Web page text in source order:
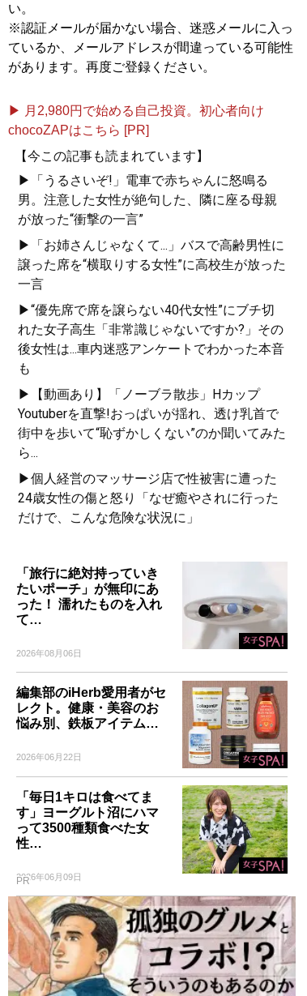
い。
※認証メールが届かない場合、迷惑メールに入っ
ているか、メールアドレスが間違っている可能性
があります。再度ご登録ください。
▶ 月2,980円で始める自己投資。初心者向け
chocoZAPはこちら [PR]
【今この記事も読まれています】
▶「うるさいぞ!」電車で赤ちゃんに怒鳴る
男。注意した女性が絶句した、隣に座る母親
が放った“衝撃の一言”
▶「お姉さんじゃなくて...」バスで高齢男性に
譲った席を“横取りする女性”に高校生が放った
一言
▶“優先席で席を譲らない40代女性”にブチ切
れた女子高生「非常識じゃないですか?」その
後女性は...車内迷惑アンケートでわかった本音
も
▶【動画あり】「ノーブラ散歩」Hカップ
Youtuberを直撃!おっぱいが揺れ、透け乳首で
街中を歩いて“恥ずかしくない”のか聞いてみた
ら...
▶個人経営のマッサージ店で性被害に遭った
24歳女性の傷と怒り「なぜ癒やされに行った
だけで、こんな危険な状況に」
「旅行に絶対持っていき
たいポーチ」が無印にあ
った！ 濡れたものを入れ
て…
2026年08月06日
編集部のiHerb愛用者がセ
レクト。健康・美容のお
悩み別、鉄板アイテム…
2026年06月22日
「毎日1キロは食べてま
す」ヨーグルト沼にハマ
って3500種類食べた女
性…
2026年06月09日
PR